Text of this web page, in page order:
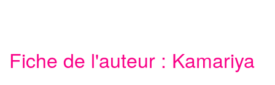
Fiche de l'auteur : Kamariya